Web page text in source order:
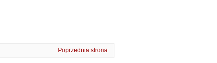
Poprzednia strona